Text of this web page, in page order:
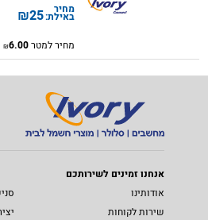
מחיר
באילת:25
₪
מחיר למטר6.00
₪
אנחנו זמינים לשירותכם
אודותינו
שירות לקוחות